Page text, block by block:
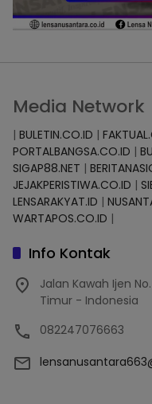
Media Network
| BULETIN.CO.ID |
PORTALBANGSA.CO.ID |
SIGAP88.NET |
JEJAKPERISTIWA.CO.ID |
LENSARAKYAT.ID |
WARTAPOS.CO.ID |
Info Kontak
Jalan Kawah Ijen
Timur - Indonesia
082247076663